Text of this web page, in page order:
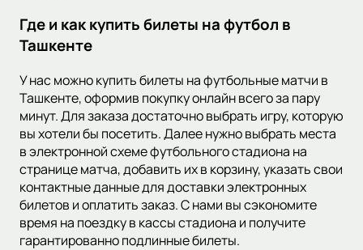
Где и как купить билеты на футбол в
Ташкенте
У нас можно купить билеты на футбольные матчи в
Ташкенте, оформив покупку онлайн всего за пару
минут. Для заказа достаточно выбрать игру, которую
вы хотели бы посетить. Далее нужно выбрать места
в электронной схеме футбольного стадиона на
странице матча, добавить их в корзину, указать свои
контактные данные для доставки электронных
билетов и оплатить заказ. С нами вы сэкономите
время на поездку в кассы стадиона и получите
гарантированно подлинные билеты.